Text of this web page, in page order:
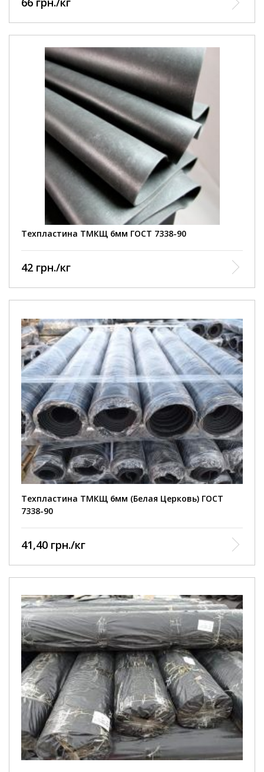
Техпластина ТМКЩ 6мм ГОСТ 7338-90
42 грн./кг
Техпластина ТМКЩ 6мм (Белая Церковь) ГОСТ
7338-90
41,40 грн./кг